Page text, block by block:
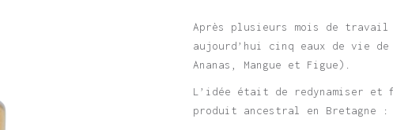
Après plusieurs mois de travail
aujourd’hui cinq eaux de vie de
Ananas, Mangue et Figue).
L’idée était de redynamiser
produit ancestral en Bretagne :